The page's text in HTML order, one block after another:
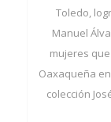
Toledo,
Manuel
mujeres
Oaxaqueña
colección